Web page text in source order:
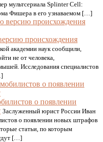
мультсериала Splinter Cell:
Фишера в его узнаваемом […]
происхождения
академии наук сообщили,
не от человека,
Исследования специалистов
о появлении
Заслуженный юрист России Иван
о появлении новых штрафов
статьи, по которым
[…]